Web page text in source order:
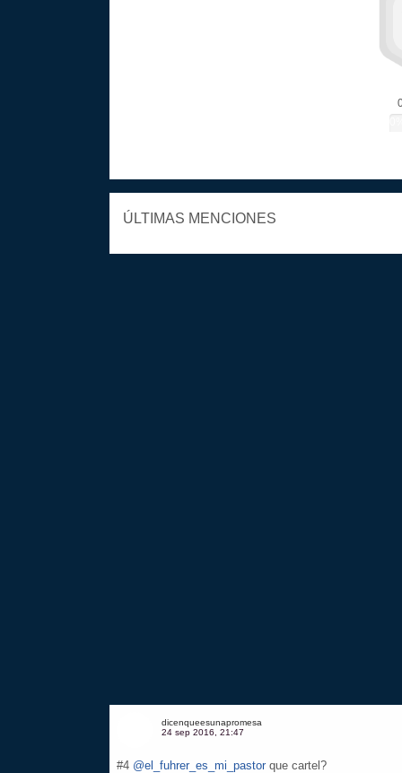
ÚLTIMAS MENCIONES
dicenqueesunapromesa
24 sep 2016, 21:47
#4 @el_fuhrer_es_mi_pastor que cartel?